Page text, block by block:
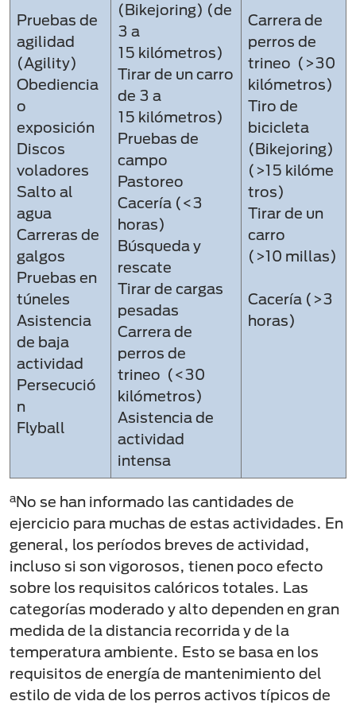
Pruebas de
agilidad
(Agility) ​
Obediencia
o
exposición
Discos
voladores​
Salto al
agua​
Carreras de
galgos
Pruebas en
túneles
Asistencia
de baja
actividad ​
Persecució
n ​
Flyball ​
(Bikejoring) (de
3 a
15 kilómetros) ​
Tirar de un carro
de 3 a
15 kilómetros) ​
Pruebas de
campo
Pastoreo
Cacería (<3
horas)
Búsqueda y
rescate
Tirar de cargas
pesadas
Carrera de
perros de
trineo (<30
kilómetros) ​
Asistencia de
actividad
intensa ​
Carrera de
perros de
trineo (>30
kilómetros)
Tiro de
bicicleta
(Bikejoring)
(>15 kilóme
tros)
Tirar de un
carro
(>10 millas)
Cacería (>3
horas)
aNo se han informado las cantidades de
ejercicio para muchas de estas actividades. En
general, los períodos breves de actividad,
incluso si son vigorosos, tienen poco efecto
sobre los requisitos calóricos totales. Las
categorías moderado y alto dependen en gran
medida de la distancia recorrida y de la
temperatura ambiente. Esto se basa en los
requisitos de energía de mantenimiento del
estilo de vida de los perros activos típicos de